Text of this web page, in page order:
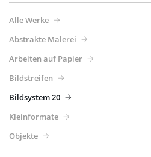
Alle Werke
Abstrakte Malerei
Arbeiten auf Papier
Bildstreifen
Bildsystem 20
Kleinformate
Objekte